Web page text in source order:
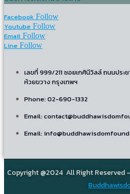
Facebook Follow
Youtube Follow
Email Follow
Line Follow
เลขที่ 999/211 ซอยเกศินีวิลล์ ถนนประ
ห้วยขวาง กรุงเทพฯ
Phone: 02-690-1332
Email:
Email:
Copyright @2024 All Right